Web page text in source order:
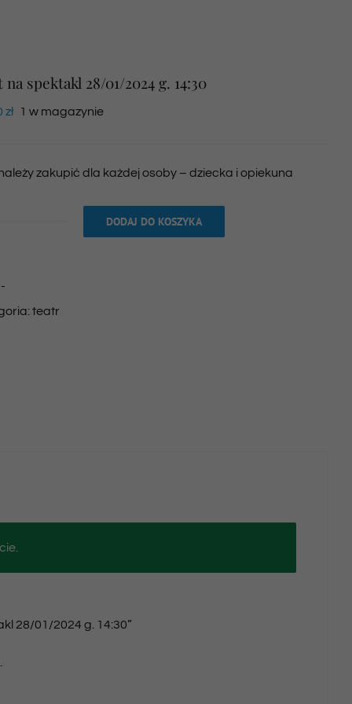
na spektakl 28/01/2024 g. 14:30
zł 1 w magazynie
zakupić dla każdej osoby – dziecka i opiekuna
spektakl
DODAJ DO KOSZYKA
-
teatr
28/01/2024 g. 14:30”